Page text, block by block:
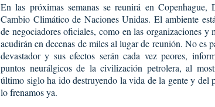
En las próximas semanas se reunirá en Copenhague,
Cambio Climático de Naciones Unidas. El ambiente
de negociadores oficiales, como en las organizaciones y
acudirán en decenas de miles al lugar de reunión. No es
devastador y sus efectos serán cada vez peores,
puntos neurálgicos de la civilización petrolera, al
último siglo ha ido destruyendo la vida de la gente y del
lo frenamos ya.